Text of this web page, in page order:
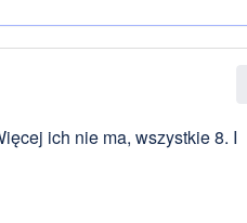
ich nie ma, wszystkie 8. I